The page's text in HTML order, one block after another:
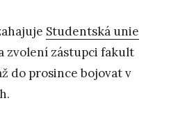
Studentská unie
zvolení zástupci fakult
do prosince bojovat v